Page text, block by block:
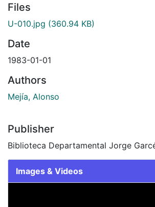
Files
U-010.jpg (360.94 KB)
Date
1983-01-01
Authors
Mejía, Alonso
Publisher
Biblioteca Departamental Jorge
Images & Videos